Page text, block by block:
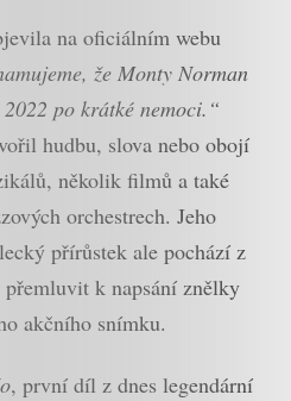
na oficiálním webu
že Monty Norman
po krátké nemoci.“
hudbu, slova nebo obojí
několik filmů a také
orchestrech. Jeho
přírůstek ale pochází z
k napsání znělky
akčního snímku.
, první díl z dnes legendární